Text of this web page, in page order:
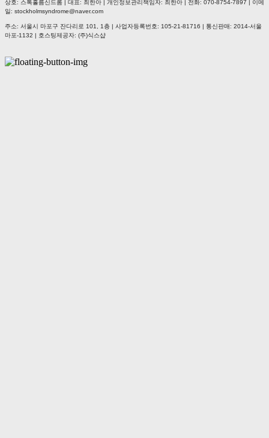
상호: 스톡홀름신드롬 | 대표: 최한아 | 개인정보관리책임자: 최한아 | 전화: 070-8754-7897 | 이메
일: stockholmsyndrome@naver.com
주소: 서울시 마포구 잔다리로 101, 1층 | 사업자등록번호: 105-21-81716 | 통신판매: 2014-서울
마포-1132 | 호스팅제공자: (주)식스샵